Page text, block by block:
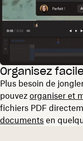
Organisez
Plus besoin de
pouvez organiser et
fichiers PDF
documents en